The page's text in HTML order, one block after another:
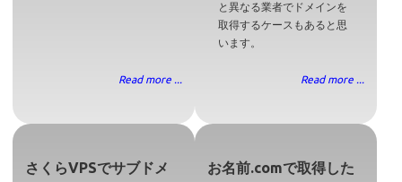
Read more ...
と異なる業者でドメインを
取得するケースもあると思
います。
Read more ...
さくらVPSでサブドメ
お名前.comで取得した